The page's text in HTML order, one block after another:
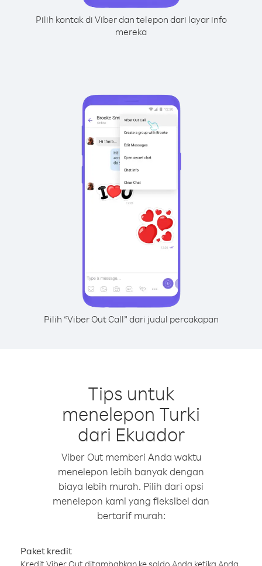
Pilih kontak di Viber dan telepon dari layar info
mereka
Pilih “Viber Out Call” dari judul percakapan
Tips untuk
menelepon Turki
dari Ekuador
Viber Out memberi Anda waktu
menelepon lebih banyak dengan
biaya lebih murah. Pilih dari opsi
menelepon kami yang fleksibel dan
bertarif murah:
Paket kredit